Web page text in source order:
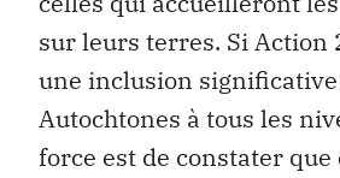
sur leurs terres. Si Action
une inclusion significative
Autochtones à tous les
force est de constater que